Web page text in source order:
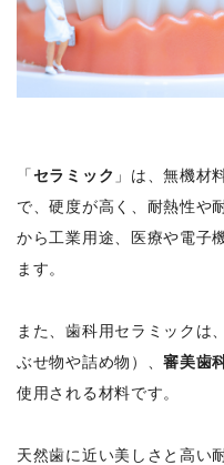
「セラミック 」は、無機材
で、硬度が高く、耐熱性や
から工業用途、医療や電子
ます。
また、歯科用セラミックは
ぶせ物や詰め物）、審美歯
使用される材料です。
天然歯に近い美しさと高い